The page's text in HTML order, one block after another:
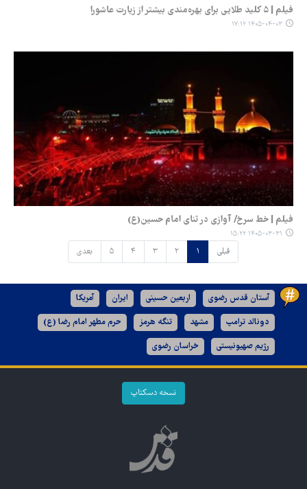
فیلم | ۵ کلید طلایی برای بهره‌مندی بیشتر از زیارت عاشورا
۱۴۰۵-۰۴-۰۳ ۱۷:۱۲
فیلم | خط سرخ/ آوازی در ثنای امام حسین(ع)
۱۴۰۵-۰۳-۳۱ ۱۵:۲۲
قبلی ۱ ۲ ۳ ۴ ۵ بعدی
آستان قدس رضوی اربعین حسینی ایران آمریکا
دونالد ترامپ مشهد تنگه هرمز حرم مطهر امام رضا (ع)
رژیم صهیونیستی خراسان رضوی
نسخه دسکتاپ